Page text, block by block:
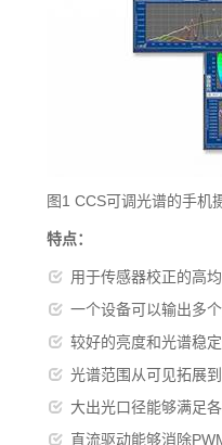
图1 CCS可调光谱的手机
特点：
用于传感器校正的高
一个设备可以输出多
较好的亮度和光谱稳
光谱范围从可见拓展
大出光口径能够满足
直流驱动能够消除